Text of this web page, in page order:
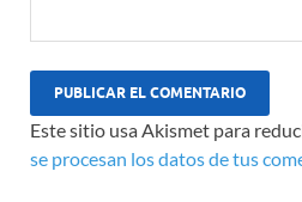
Este sitio usa Akismet para
se procesan los datos de tus